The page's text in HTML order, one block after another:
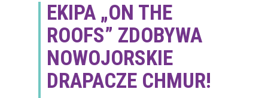
EKIPA „ON THE
ROOFS” ZDOBYWA
NOWOJORSKIE
DRAPACZE CHMUR!